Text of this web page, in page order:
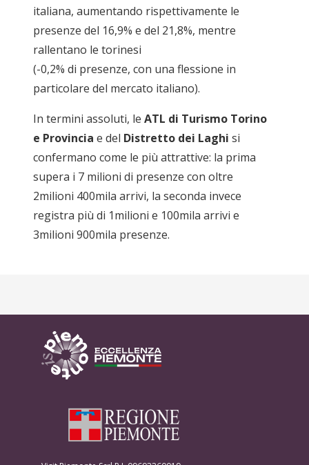
italiana, aumentando rispettivamente le
presenze del 16,9% e del 21,8%, mentre
rallentano le torinesi
(-0,2% di presenze, con una flessione in
particolare del mercato italiano).
In termini assoluti, le ATL di Turismo Torino
e Provincia e del Distretto dei Laghi si
confermano come le più attrattive: la prima
supera i 7 milioni di presenze con oltre
2milioni 400mila arrivi, la seconda invece
registra più di 1milioni e 100mila arrivi e
3milioni 900mila presenze.